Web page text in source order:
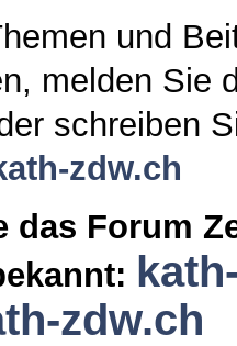
und
melden Sie
schreiben
zdw.ch
das Forum
zdw.ch